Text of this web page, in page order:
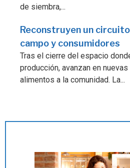
de siembra,...
Reconstruyen un
campo y consumidores
Tras el cierre del espacio
producción, avanzan en
alimentos a la comunidad. La...